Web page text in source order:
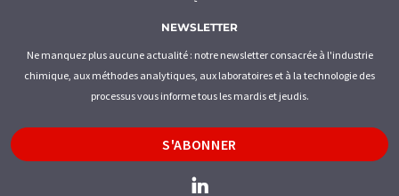
NEWSLETTER
Ne manquez plus aucune actualité : notre newsletter consacrée à l'industrie
chimique, aux méthodes analytiques, aux laboratoires et à la technologie des
processus vous informe tous les mardis et jeudis.
S'ABONNER